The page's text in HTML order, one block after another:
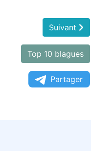
Suivant
Top 10 blagues
Partager